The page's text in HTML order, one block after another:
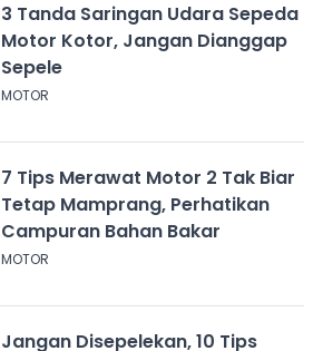
3 Tanda Saringan Udara Sepeda
Motor Kotor, Jangan Dianggap
Sepele
MOTOR
7 Tips Merawat Motor 2 Tak Biar
Tetap Mamprang, Perhatikan
Campuran Bahan Bakar
MOTOR
Jangan Disepelekan, 10 Tips